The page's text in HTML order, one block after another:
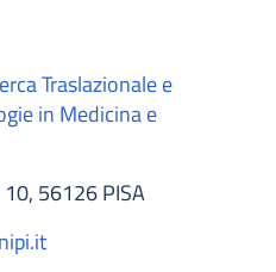
Traslazionale e
in Medicina e
10, 56126 PISA